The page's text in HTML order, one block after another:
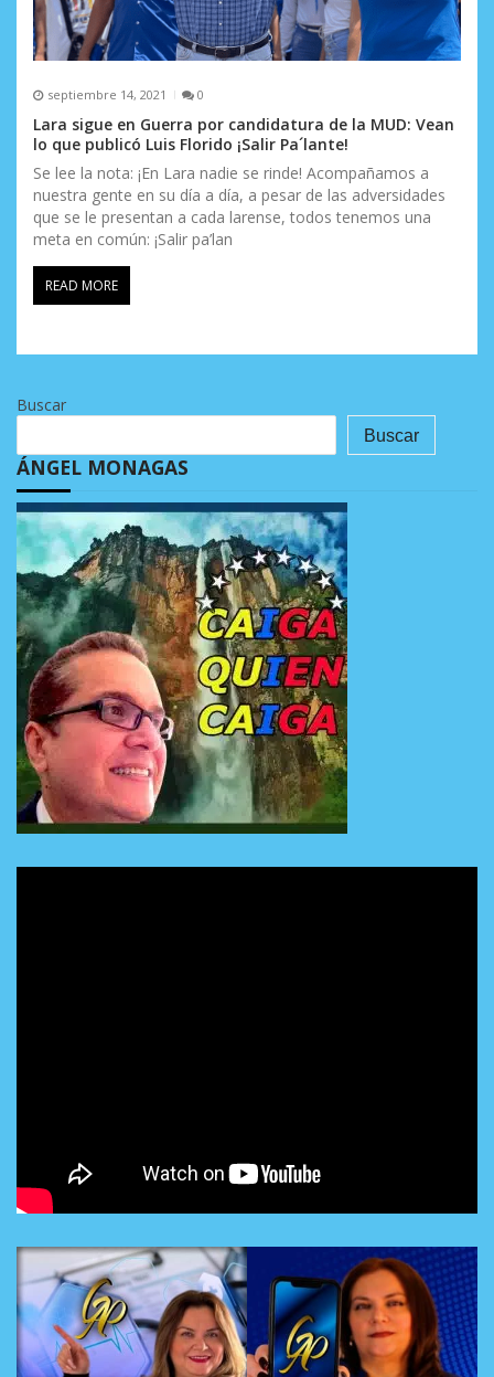
septiembre 14, 2021 0
Lara sigue en Guerra por candidatura de la MUD: Vean
lo que publicó Luis Florido ¡Salir Pa´lante!
Se lee la nota: ¡En Lara nadie se rinde! Acompañamos a
nuestra gente en su día a día, a pesar de las adversidades
que se le presentan a cada larense, todos tenemos una
meta en común: ¡Salir pa’lan
READ MORE
Buscar
Buscar
ÁNGEL MONAGAS